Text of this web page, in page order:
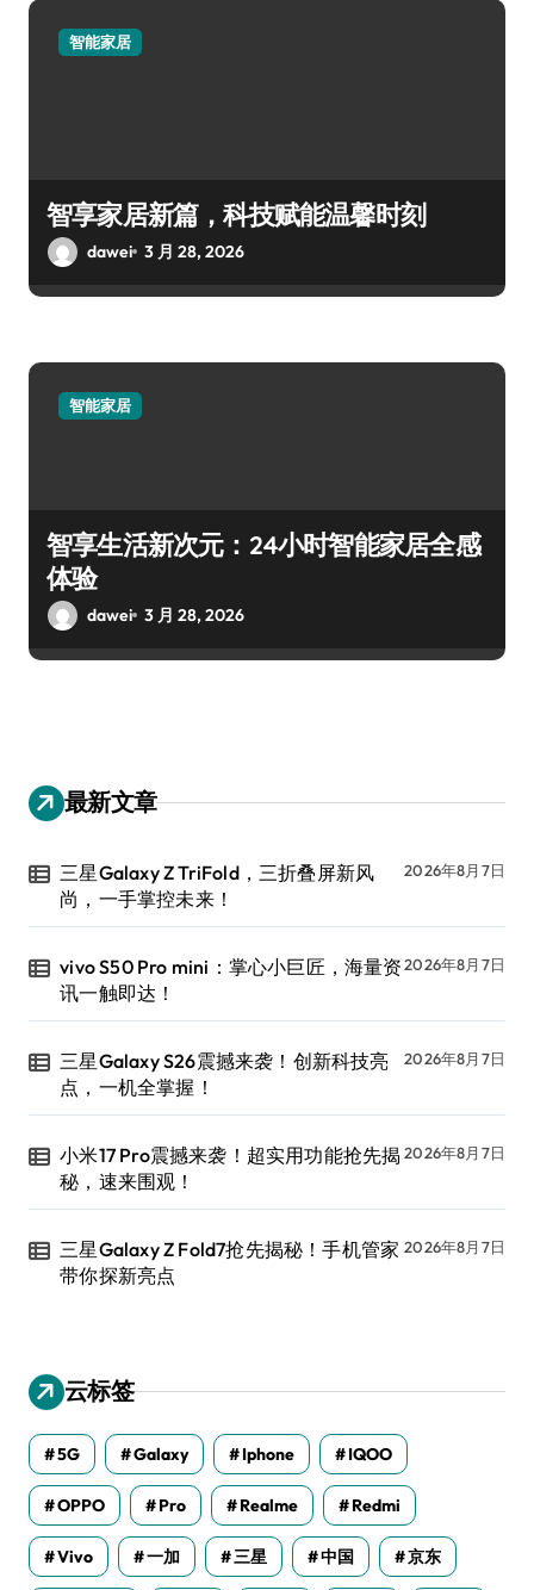
智能家居
智享家居新篇，科技赋能温馨时刻
dawei 3 月 28, 2026
智能家居
智享生活新次元：24小时智能家居全感
体验
dawei 3 月 28, 2026
最新文章
三星Galaxy Z TriFold，三折叠屏新风
尚，一手掌控未来！
2026年8月7日
vivo S50 Pro mini：掌心小巨匠，海量资
讯一触即达！
2026年8月7日
三星Galaxy S26震撼来袭！创新科技亮
点，一机全掌握！
2026年8月7日
小米17 Pro震撼来袭！超实用功能抢先揭
秘，速来围观！
2026年8月7日
三星Galaxy Z Fold7抢先揭秘！手机管家
带你探新亮点
2026年8月7日
云标签
5G Galaxy Iphone IQOO
OPPO Pro Realme Redmi
Vivo 一加 三星 中国 京东